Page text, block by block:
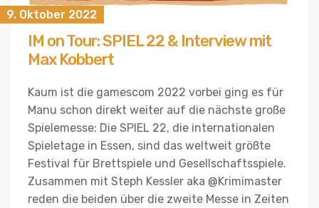
9. Oktober 2022
IM on Tour: SPIEL 22 & Interview mit
Max Kobbert
Kaum ist die gamescom 2022 vorbei ging es für
Manu schon direkt weiter auf die nächste große
Spielemesse: Die SPIEL 22, die internationalen
Spieletage in Essen, sind das weltweit größte
Festival für Brettspiele und Gesellschaftsspiele.
Zusammen mit Steph Kessler aka @Krimimaster
reden die beiden über die zweite Messe in Zeiten